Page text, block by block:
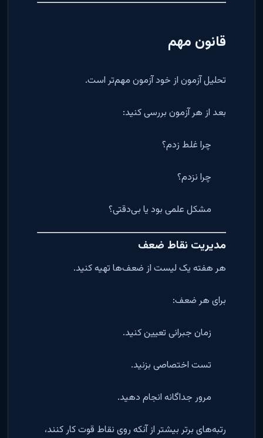
قانون مهم
تحلیل آزمون از خود آزمون مهم‌تر است.
بعد از هر آزمون بررسی کنید:
چرا غلط زدم؟
چرا نزدم؟
مشکل علمی بود یا بی‌دقتی؟
مدیریت نقاط ضعف
هر هفته یک لیست از ضعف‌ها تهیه کنید.
برای هر ضعف:
زمان جبرانی تعیین کنید.
تست اختصاصی بزنید.
مرور جداگانه انجام دهید.
رتبه‌های برتر بیشتر از آنکه روی نقاط قوت کار کنند،